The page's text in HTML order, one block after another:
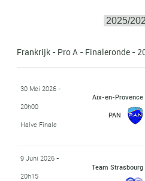
Frankrijk - Pro A - Finaleronde -
30 Mei 2026 -
20h00
Halve Finale
Aix-en-Provence
PAN
9 Juni 2026 -
20h15
Team Strasbourg